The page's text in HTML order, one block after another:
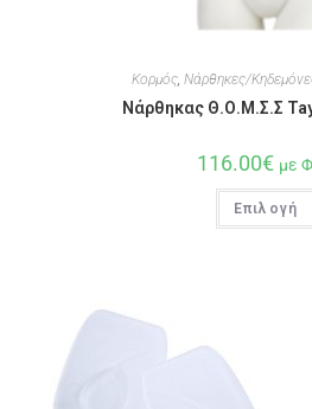
Κορμός, Νάρθηκες/
Νάρθηκας Θ.Ο.Μ.Σ.Σ
116.00€ με
Επιλογή